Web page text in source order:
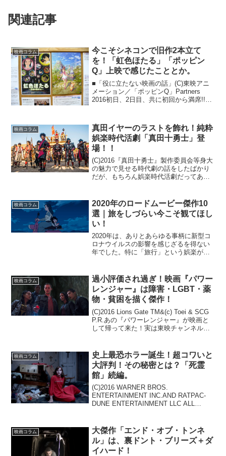
関連記事
映画コラム
今こそシネコンで旧作2本立て
を！「虹色ほたる」「ポッピン
Q」上映で感じたこととか。
■「役に立たない映画の話」(C)東映アニ
メーション／「ポッピンQ」Partners
2016初日、2日目、共に初回から満席!!女
る 〜永遠の夏休み〜」と「ポッピン
Q」の2本...
映画コラム
真田イヤーのラストを飾れ！純粋
娯楽時代活劇「真田十勇士」登
場！！
(C)2016『真田十勇士』製作委員会等身大
の魅力で見せる時代劇の話をしたばかり
だが、もちろん娯楽時代活劇だってあ
では人気キャラクターで様々な形で作品
化されてきた。ちょ...
映画コラム
2020年のロードムービー傑作10
選｜旅をしづらい今こそ観てほし
い！
2020年は、ありとあらゆる事柄に新型コ
ロナウイルスの影響を感じざるを得ない
年でした。特に「旅行」という娯楽が楽
か。実は、2020年に日本で公開された映
画には、様々な土地...
映画コラム
過小評価され過ぎ！映画『パワー
レンジャー』は障害・LGBT・薬
物・貧困を描く傑作！
(C)2016 Lions Gate TM&(c) Toei & SCG
P.R.あの『パワーレンジャー』が映画と
して帰って来た！実は東映チャンネルに
自分。当然本作を公...
映画コラム
史上最恐ホラー誕生！超コワいと
大評判！その秘密とは？「死霊
館」続編。
(C)2016 WARNER BROS.
ENTERTAINMENT INC.AND RATPAC-
DUNE ENTERTAINMENT LLC ALL
さ...
映画コラム
大傑作「エンド・オブ・トンネ
ル」は、裏ドント・ブリーズ＋ダ
イハード！